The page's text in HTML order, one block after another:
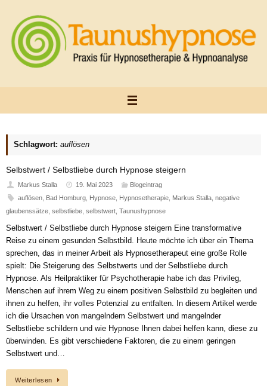
springen
Schlagwort: auflösen
Selbstwert / Selbstliebe durch Hypnose steigern
Markus Stalla 19. Mai 2023
Blogeintrag
auflösen, Bad Homburg, Hypnose, Hypnosetherapie, Markus Stalla, negative
glaubenssätze selbstliebe selbstwert Taunushypnose
Selbstwert / Selbstliebe durch Hypnose steigern Eine transformative
Reise zu einem gesunden Selbstbild. Heute möchte ich über ein Thema
sprechen, das in meiner Arbeit als Hypnosetherapeut eine große Rolle
spielt: Die Steigerung des Selbstwerts und der Selbstliebe durch
Hypnose. Als Heilpraktiker für Psychotherapie habe ich das Privileg,
Menschen auf ihrem Weg zu einem positiven Selbstbild zu begleiten und
ihnen zu helfen, ihr volles Potenzial zu entfalten. In diesem Artikel werde
ich die Ursachen von mangelndem Selbstwert und mangelnder
Selbstliebe schildern und wie Hypnose Ihnen dabei helfen kann, diese zu
überwinden. Es gibt verschiedene Faktoren, die zu einem geringen
Selbstwert und…
Weiterlesen